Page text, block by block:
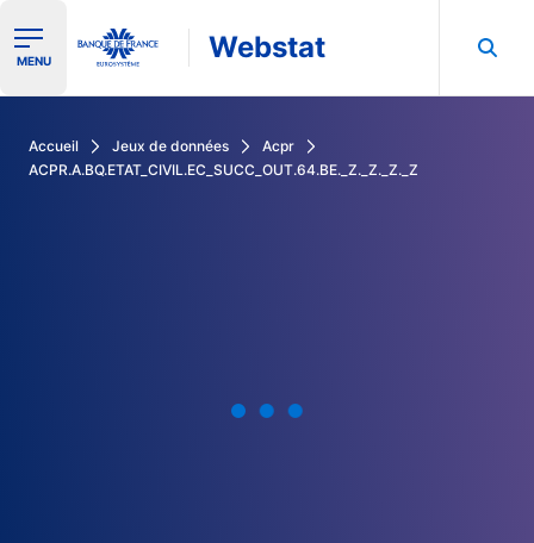
Ouvrir le menu de navigation
MENU Webstat
Accueil Jeux de données
Acpr
ACPR.A.BQ.ETAT_CIVIL.EC_SUCC_OUT.64.BE._Z._Z._Z._Z